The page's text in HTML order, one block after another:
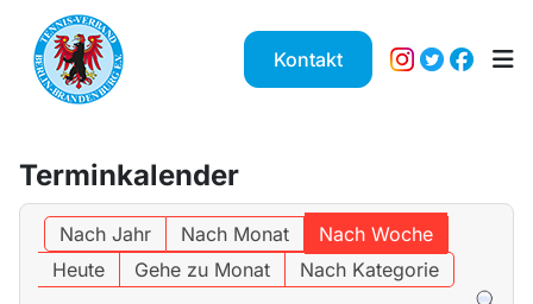
Kontakt
Terminkalender
Nach Jahr Nach Monat
Nach Woche
Heute
Gehe zu Monat Nach Kategorie